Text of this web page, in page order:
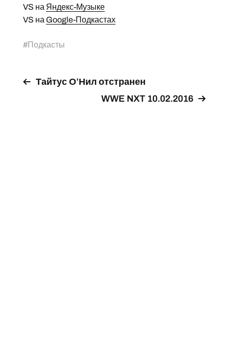
VS на Яндекс-Музыке
VS на Google-Подкастах
#Подкасты
Тайтус О’Нил отстранен
WWE NXT 10.02.2016